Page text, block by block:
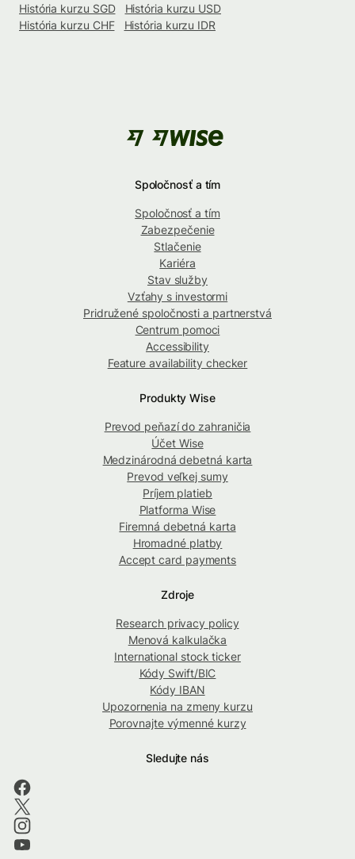
História kurzu SGD
História kurzu USD
História kurzu CHF
História kurzu IDR
Spoločnosť a tím
Spoločnosť a tím
Zabezpečenie
Stlačenie
Kariéra
Stav služby
Vzťahy s investormi
Pridružené spoločnosti a partnerstvá
Centrum pomoci
Accessibility
Feature availability checker
Produkty Wise
Prevod peňazí do zahraničia
Účet Wise
Medzinárodná debetná karta
Prevod veľkej sumy
Príjem platieb
Platforma Wise
Firemná debetná karta
Hromadné platby
Accept card payments
Zdroje
Research privacy policy
Menová kalkulačka
International stock ticker
Kódy Swift/BIC
Kódy IBAN
Upozornenia na zmeny kurzu
Porovnajte výmenné kurzy
Sledujte nás